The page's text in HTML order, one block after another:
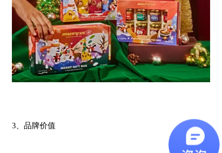
3、品牌价值